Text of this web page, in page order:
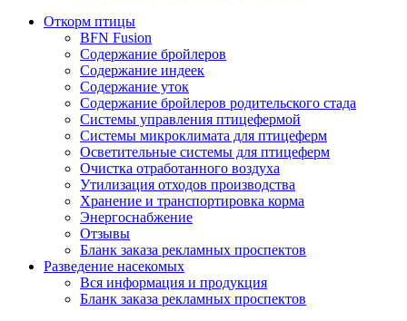
Откорм птицы
BFN Fusion
Содержание бройлеров
Содержание индеек
Содержание уток
Содержание бройлеров родительского стада
Системы управления птицефермой
Системы микроклимата для птицеферм
Осветительные системы для птицеферм
Очистка отработанного воздуха
Утилизация отходов производства
Хранение и транспортировка корма
Энергоснабжение
Отзывы
Бланк заказа рекламных проспектов
Разведение насекомых
Вся информация и продукция
Бланк заказа рекламных проспектов